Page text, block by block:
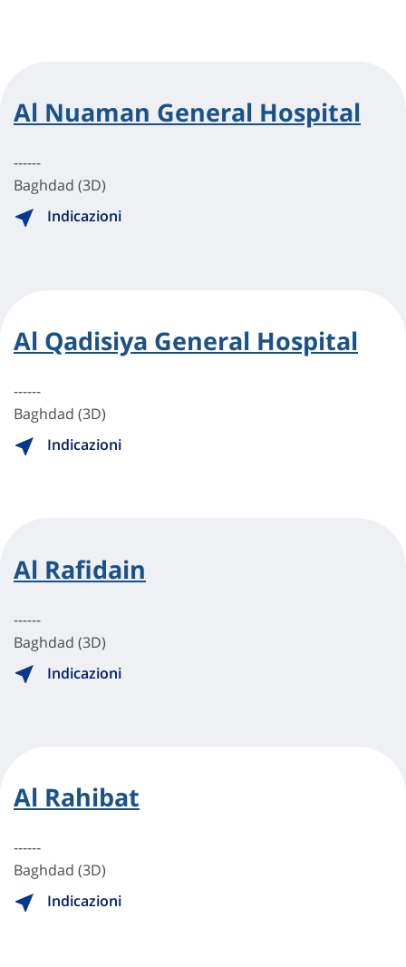
Al Nuaman General Hospital
------
Baghdad (3D)
Indicazioni
Al Qadisiya General Hospital
------
Baghdad (3D)
Indicazioni
Al Rafidain
------
Baghdad (3D)
Indicazioni
Al Rahibat
------
Baghdad (3D)
Indicazioni